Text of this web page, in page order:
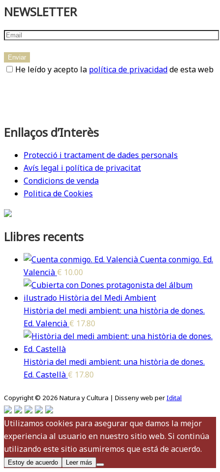
NEWSLETTER
He leído y acepto la política de privacidadde esta web
Enllaços d’Interès
Protecció i tractament de dades personals
Avís legal i política de privacitat
Condicions de venda
Politica de Cookies
Llibres recents
Cuenta conmigo. Ed.
Valencià € 10.00
Història del medi ambient: una història de dones.
Ed. Valencià € 17.80
Història del medi ambient: una història de dones.
Ed. Castellà € 17.80
Copyright © 2026 Natura y Cultura | Disseny web perIdital
Utilizamos cookies para asegurar que damos la mejor
experiencia al usuario en nuestro sitio web. Si continúa
utilizando este sitio asumiremos que está de acuerdo.
Estoy de acuerdo Leer más